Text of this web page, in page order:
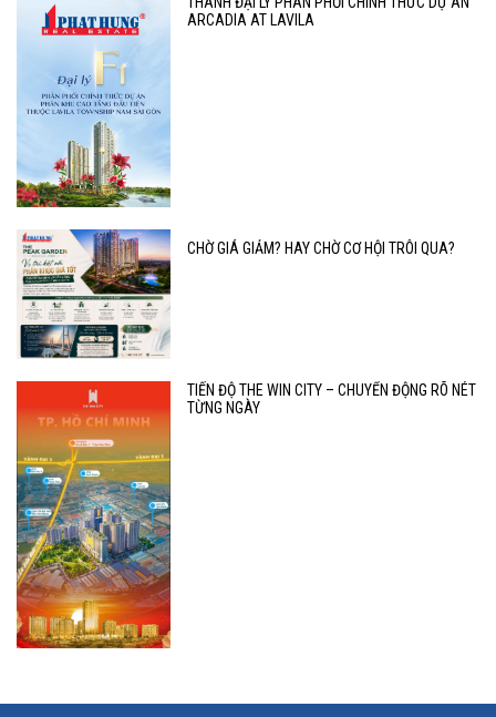
ARCADIA AT LAVILA
CHỜ GIÁ GIẢM? HAY CHỜ CƠ HỘI TRÔI QUA?
TIẾN ĐỘ THE WIN CITY – CHUYỂN ĐỘNG RÕ NÉT
TỪNG NGÀY